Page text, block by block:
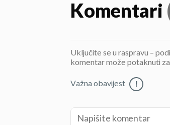
Komentari
Uključite se u raspravu –
komentar može potaknuti
Važna obavijest !